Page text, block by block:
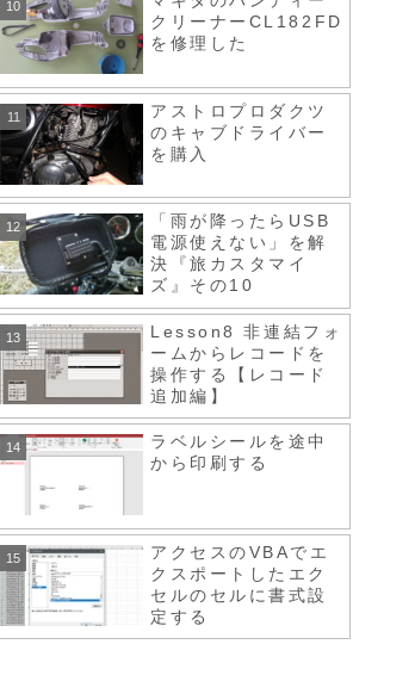
クリーナーCL182FD
を修理した
アストロプロダクツ
のキャブドライバー
を購入
「雨が降ったらUSB
電源使えない」を解
決『旅カスタマイ
ズ』その10
Lesson8 非連結フォ
ームからレコードを
操作する【レコード
追加編】
ラベルシールを途中
から印刷する
アクセスのVBAでエ
クスポートしたエク
セルのセルに書式設
定する